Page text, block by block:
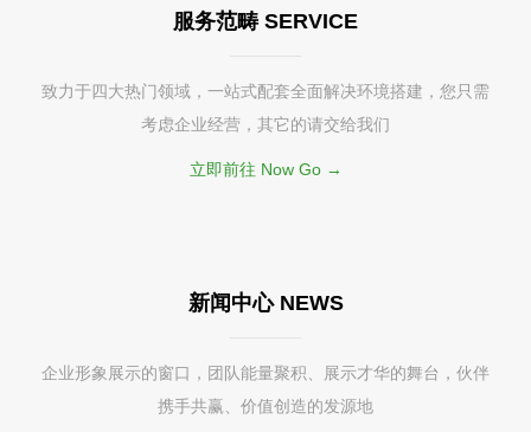
服务范畴 SERVICE
致力于四大热门领域，一站式配套全面解决环境搭建，您只需
考虑企业经营，其它的请交给我们
立即前往 Now Go →
新闻中心 NEWS
企业形象展示的窗口，团队能量聚积、展示才华的舞台，伙伴
携手共赢、价值创造的发源地